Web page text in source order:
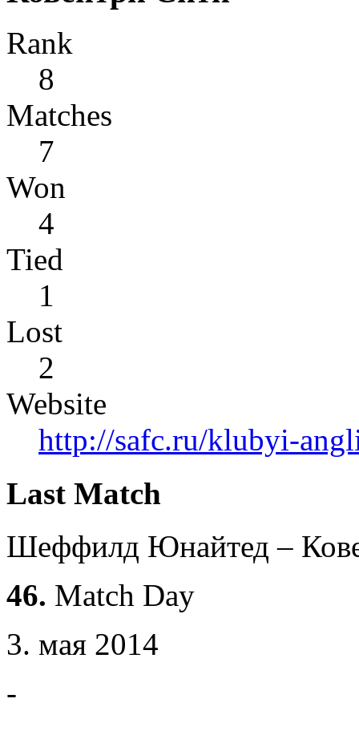
Rank
8
Matches
7
Won
4
Tied
1
Lost
2
Website
http://safc.ru/klubyi-
Last Match
Шеффилд Юнайтед –
46. Match Day
3. мая 2014
-